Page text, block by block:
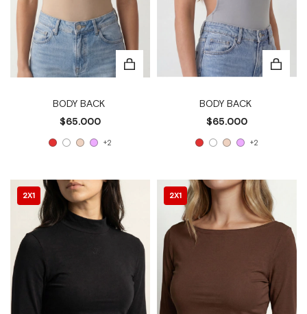
BODY BACK
$65.000
+2
BODY BACK
$65.000
+2
2X1 2X1